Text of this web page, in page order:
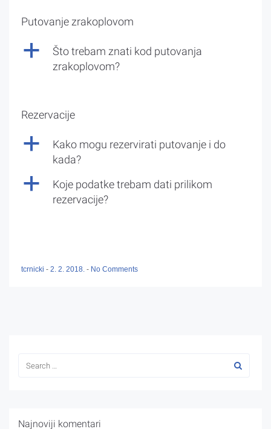
Putovanje zrakoplovom
a
Što trebam znati kod putovanja
zrakoplovom?
Rezervacije
a
Kako mogu rezervirati putovanje i do
kada?
a
Koje podatke trebam dati prilikom
rezervacije?
tcrnicki - 2. 2. 2018. - No Comments
Najnoviji komentari